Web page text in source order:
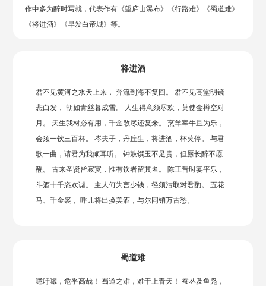
作中多为醉时写就，代表作有《望庐山瀑布》《行路难》《蜀道难》
《将进酒》《早发白帝城》等。
将进酒
君不见黄河之水天上来， 奔流到海不复回。 君不见高堂明镜
悲白发， 朝如青丝暮成雪。 人生得意须尽欢，莫使金樽空对
月。 天生我材必有用，千金散尽还复来。 烹羊宰牛且为乐，
会须一饮三百杯。 岑夫子，丹丘生，将进酒，杯莫停。 与君
歌一曲，请君为我倾耳听。 钟鼓馔玉不足贵，但愿长醉不愿
醒。 古来圣贤皆寂寞，惟有饮者留其名。 陈王昔时宴平乐，
斗酒十千恣欢谑。 主人何为言少钱，径须沽取对君酌。 五花
马、千金裘， 呼儿将出换美酒，与尔同销万古愁。
蜀道难
噫吁嚱，危乎高哉！ 蜀道之难，难于上青天！ 蚕丛及鱼凫，